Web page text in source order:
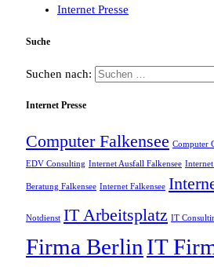
Internet Presse
Suche
Suchen nach:
Internet Presse
Computer Falkensee Computer
EDV Consulting Internet Ausfall Falkensee
Beratung Falkensee Internet Falkensee
Notdienst IT Arbeitsplatz IT
Firma Berlin IT